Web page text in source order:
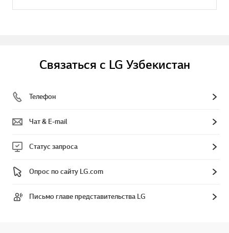
Связаться с LG Узбекистан
Телефон
Чат & E-mail
Статус запроса
Опрос по сайту LG.com
Письмо главе представительства LG